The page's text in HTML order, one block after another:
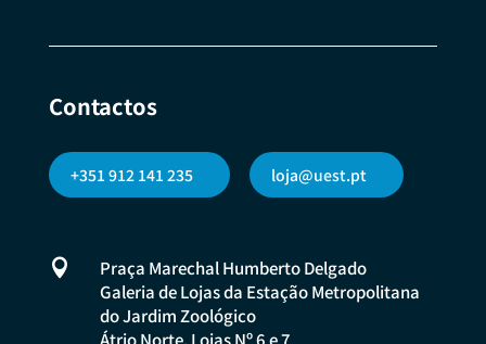
Contactos
+351 912 141 235 loja@uest.pt

Praça Marechal Humberto Delgado
Galeria de Lojas da Estação Metropolitana
do Jardim Zoológico